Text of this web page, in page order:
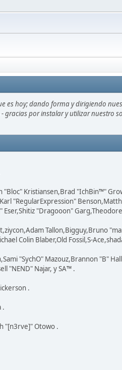
es hoy; dando forma y dirigiendo
gracias por instalar y utilizar nuestro
Kristiansen,Brad "IchBin™"
"RegularExpression"
"Dragooon"
Tallon,Bigguy,Bruno
Colin Blaber,Old Fossil,S-
"SychO" Mazouz,Brannon "B"
"NEND" Najar, y SA™ .
.
.
"[n3rve]" Otowo .